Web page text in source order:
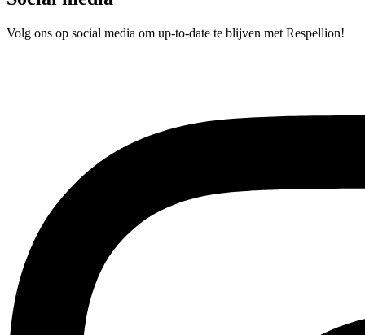
Volg ons op social media om up-to-date te blijven met Respellion!